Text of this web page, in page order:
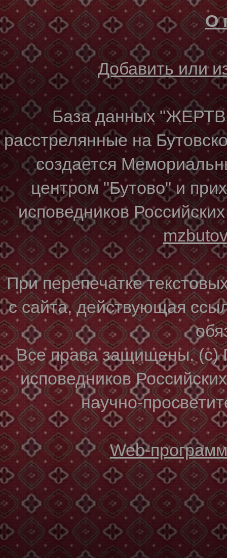
О
Добавить или
База данных
расстрелянные на
создается
центром "Бутово" и
исповедников
При перепечатке
с сайта, действующая
Все права защищены. (с)
исповедников
научно-
Web-